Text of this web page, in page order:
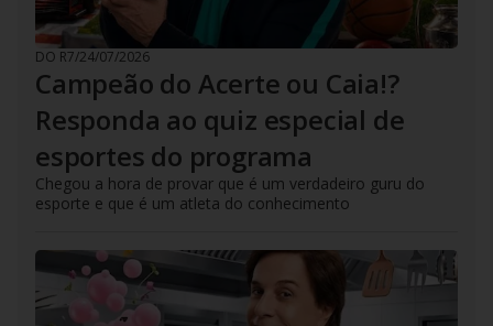
DO R7/24/07/2026
Campeão do Acerte ou Caia!?
Responda ao quiz especial de
esportes do programa
Chegou a hora de provar que é um verdadeiro guru do
esporte e que é um atleta do conhecimento